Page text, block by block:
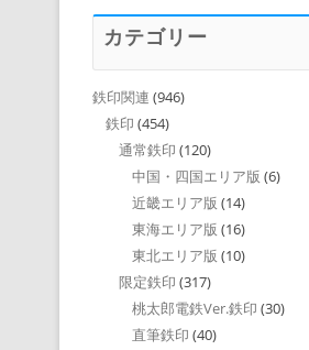
カテゴリー
鉄印関連 (946)
鉄印 (454)
通常鉄印 (120)
中国・四国エリア版 (6)
近畿エリア版 (14)
東海エリア版 (16)
東北エリア版 (10)
限定鉄印 (317)
桃太郎電鉄Ver.鉄印 (30)
直筆鉄印 (40)